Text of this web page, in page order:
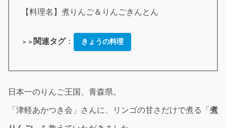
【料理名】煮りんご＆りんごきんとん
＞＞ 関連タグ： きょうの料理
日本一のりんご王国、青森県。
「津軽あかつき会」さんに、リンゴの甘さだけで煮る「 煮